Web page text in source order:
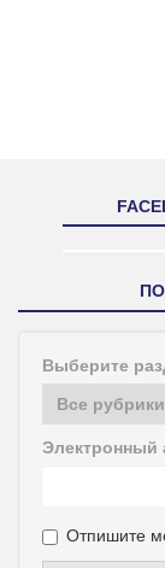
Выберите
Электронный
Отпишите